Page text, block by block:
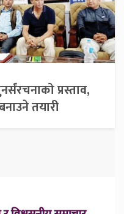
प्रस्ताव,
तयारी